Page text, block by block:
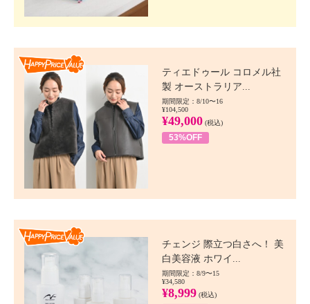
ティエドゥール コロメル社
製 オーストラリア...
期間限定：8/10〜16
¥104,500
¥49,000 (税込)
53%OFF
チェンジ 際立つ白さへ！ 美
白美容液 ホワイ...
期間限定：8/9〜15
¥34,580
¥8,999 (税込)